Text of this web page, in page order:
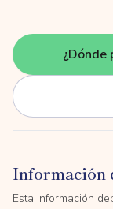
¿Dónde
Información
Esta información